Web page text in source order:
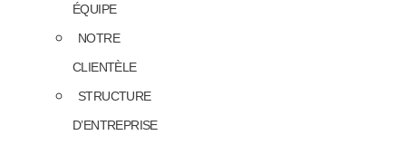
ÉQUIPE
NOTRE
CLIENTÈLE
STRUCTURE
D’ENTREPRISE